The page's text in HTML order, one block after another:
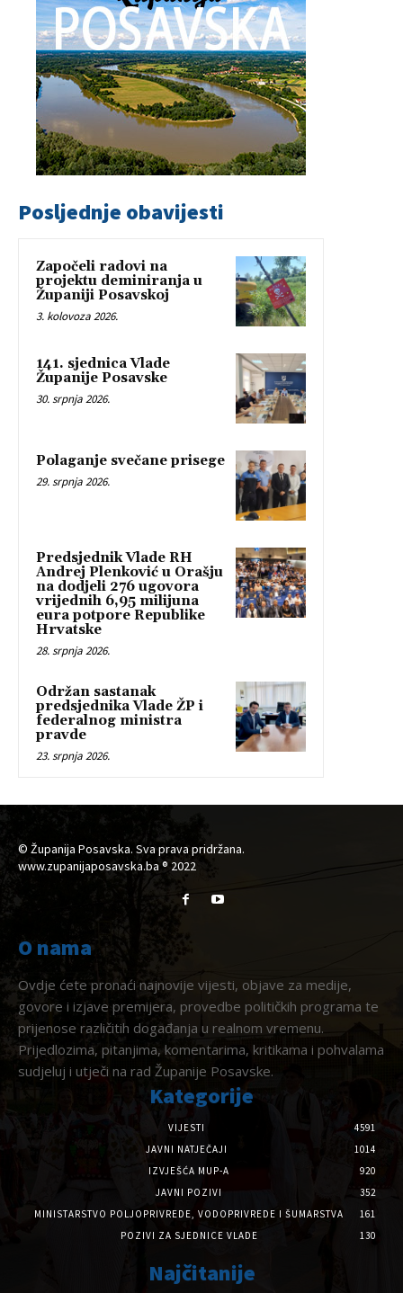
Posljednje obavijesti
Započeli radovi na
projektu deminiranja u
Županiji Posavskoj
3. kolovoza 2026.
141. sjednica Vlade
Županije Posavske
30. srpnja 2026.
Polaganje svečane prisege
29. srpnja 2026.
Predsjednik Vlade RH
Andrej Plenković u Orašju
na dodjeli 276 ugovora
vrijednih 6,95 milijuna
eura potpore Republike
Hrvatske
28. srpnja 2026.
Održan sastanak
predsjednika Vlade ŽP i
federalnog ministra
pravde
23. srpnja 2026.
© Županija Posavska. Sva prava pridržana.
www.zupanijaposavska.ba ® 2022
O nama
Ovdje ćete pronaći najnovije vijesti, objave za medije,
govore i izjave premijera, provedbe političkih programa te
prijenose različitih događanja u realnom vremenu.
Prijedlozima, pitanjima, komentarima, kritikama i pohvalama
sudjeluj i utječi na rad Županije Posavske.
Kategorije
VIJESTI
4591
JAVNI NATJEČAJI
1014
IZVJEŠĆA MUP-A
920
JAVNI POZIVI
352
MINISTARSTVO POLJOPRIVREDE, VODOPRIVREDE I ŠUMARSTVA
161
POZIVI ZA SJEDNICE VLADE
130
Najčitanije